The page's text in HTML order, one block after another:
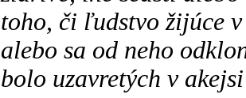
toho, či ľudstvo žijúce
alebo sa od neho
bolo uzavretých v